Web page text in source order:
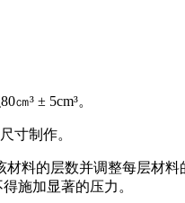
³ ± 5cm³。
寸制作。
料的层数并调整每层材
施加显著的压力。